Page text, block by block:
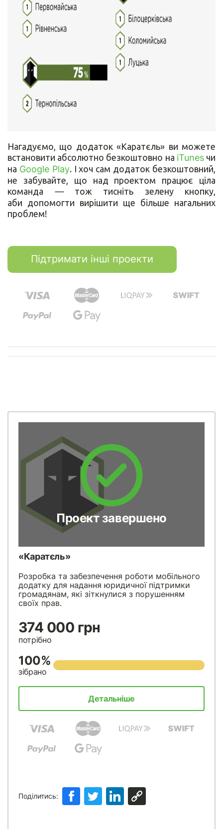
Нагадуємо, що додаток «Каратєль» ви можете
встановити абсолютно безкоштовно на iTunesчи
на Google Play. І хоч сам додаток безкоштовний,
не забувайте, що над проектом працює ціла
команда —тож тисніть зелену кнопку,
аби допомогти вирішити ще більше нагальних
проблем!
Підтримати інші проекти
Проект завершено
«Каратєль»
Розробка та забезпечення роботи мобільного
додатку для надання юридичної підтримки
громадянам, які зіткнулися з порушенням
своїх прав.
374 000 грн
потрібно
100%
зібрано
Детальніше
Поділитись: